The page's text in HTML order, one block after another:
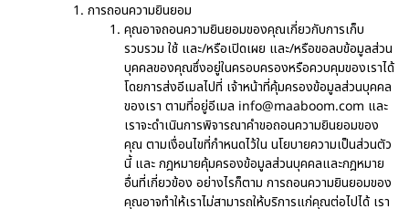
การถอนความยินยอม
คุณอาจถอนความยินยอมของคุณเกี่ยวกับการเก็บ
รวบรวม ใช้ และ/หรือเปิดเผย และ/หรือขอลบข้อมูลส่วน
บุคคลของคุณซึ่งอยู่ในครอบครองหรือควบคุมของเราได้
โดยการส่งอีเมลไปที่ เจ้าหน้าที่คุ้มครองข้อมูลส่วนบุคคล
ของเรา ตามที่อยู่อีเมล info@maaboom.com และ
เราจะดำเนินการพิจารณาคำขอถอนความยินยอมของ
คุณ ตามเงื่อนไขที่กำหนดไว้ใน นโยบายความเป็นส่วนตัว
นี้ และ กฎหมายคุ้มครองข้อมูลส่วนบุคคลและกฎหมาย
อื่นที่เกี่ยวข้อง อย่างไรก็ตาม การถอนความยินยอมของ
คุณอาจทำให้เราไม่สามารถให้บริการแก่คุณต่อไปได้ เรา